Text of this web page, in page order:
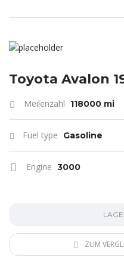
Toyota Avalon
Meilenzahl 118000 mi
Fuel type Gasoline
Engine 3000
ZUM